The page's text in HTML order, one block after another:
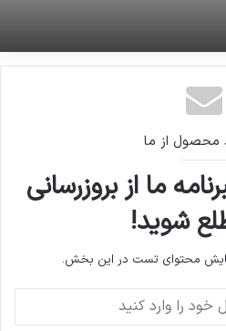
محصول از ما
ما از بروزرسانی
شوید!
محتوای تست در این بخش.